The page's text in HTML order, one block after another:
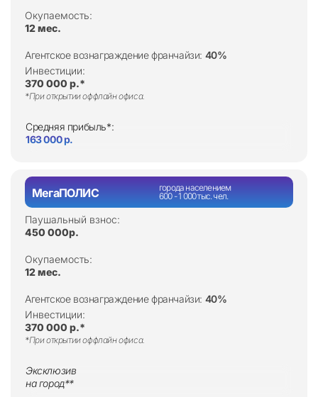
Окупаемость:
12 мес.
Агентское вознаграждение франчайзи: 40%
Инвестиции:
370 000 р.*
*При открытии оффлайн офиса.
Средняя прибыль*:
163 000 р.
МегаПОЛИС
города населением
600 - 1 000 тыс. чел.
Паушальный взнос:
450 000р.
Окупаемость:
12 мес.
Агентское вознаграждение франчайзи: 40%
Инвестиции:
370 000 р.*
*При открытии оффлайн офиса.
Эксклюзив
на город**